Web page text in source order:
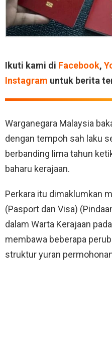
Ikuti kami di Facebook,
Instagram untuk berita
Warganegara Malaysia
dengan tempoh sah laku
berbanding lima tahun
baharu kerajaan.
Perkara itu dimaklumkan
(Pasport dan Visa)
dalam Warta Kerajaan
membawa beberapa
struktur yuran